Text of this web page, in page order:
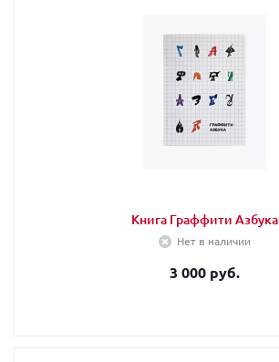
Книга Граффити Азбука
Нет в наличии
3 000 руб.